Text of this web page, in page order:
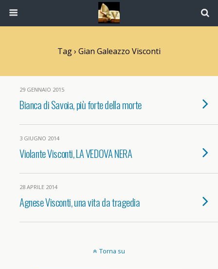
Tag › Gian Galeazzo Visconti
29 GENNAIO 2015
Bianca di Savoia, più forte della morte
3 GIUGNO 2014
Violante Visconti, LA VEDOVA NERA
28 APRILE 2014
Agnese Visconti, una vita da tragedia
Torna su